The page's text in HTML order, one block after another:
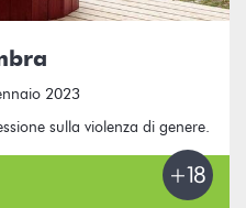
2023
sulla violenza di genere.